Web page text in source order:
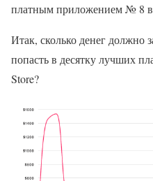
платным приложением №
Итак, сколько денег должно
попасть в десятку лучших
Store?